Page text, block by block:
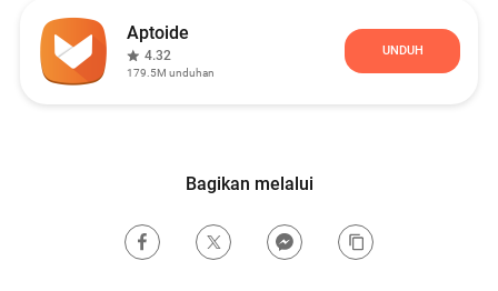
Aptoide
4.32
179.5M unduhan
UNDUH
Bagikan melalui